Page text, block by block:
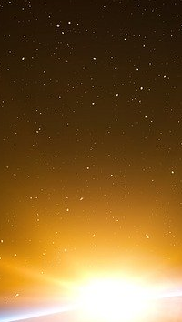
par navires,
l’assèchement
importe
« l’arrêt des
des entreprises
pays hôte de
l’AFP.
pu prédire que
? », a souligné
» qui « fait